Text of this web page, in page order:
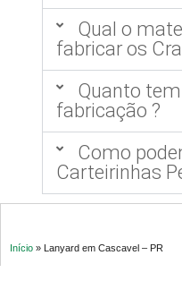
Qual o
fabricar os
Quanto
fabricação ?
Como
Carteirinhas
Início » Lanyard em Cascavel – PR